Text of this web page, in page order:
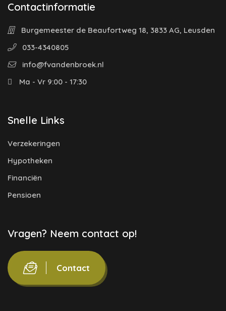
Contactinformatie
Burgemeester de Beaufortweg 18, 3833 AG, Leusden
033-4340805
info@fvandenbroek.nl
Ma - Vr 9:00 - 17:30
Snelle Links
Verzekeringen
Hypotheken
Financiën
Pensioen
Vragen? Neem contact op!
Contact